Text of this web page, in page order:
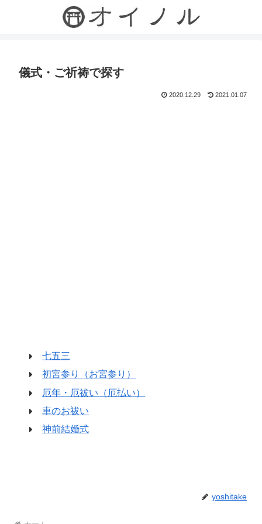
儀式・ご祈祷で探す
2020.12.29 2021.01.07
七五三
初宮参り（お宮参り）
厄年・厄祓い（厄払い）
車のお祓い
神前結婚式
yoshitake